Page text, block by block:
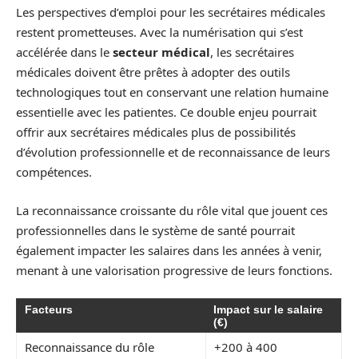
Les perspectives d’emploi pour les secrétaires médicales
restent prometteuses. Avec la numérisation qui s’est
accélérée dans le secteur médical, les secrétaires
médicales doivent être prêtes à adopter des outils
technologiques tout en conservant une relation humaine
essentielle avec les patientes. Ce double enjeu pourrait
offrir aux secrétaires médicales plus de possibilités
d’évolution professionnelle et de reconnaissance de leurs
compétences.
La reconnaissance croissante du rôle vital que jouent ces
professionnelles dans le système de santé pourrait
également impacter les salaires dans les années à venir,
menant à une valorisation progressive de leurs fonctions.
Facteurs
Impact sur le salaire
(€)
Reconnaissance du rôle
+200 à 400